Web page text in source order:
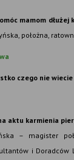
mamom
położna,
czego nie
aktu karmienia
–
magister
i